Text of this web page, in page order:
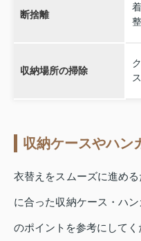
断捨離
収納場所の掃除
収納ケースやハン
衣替えをスムーズに進め
に合った収納ケース・ハ
のポイントを参考にしてく